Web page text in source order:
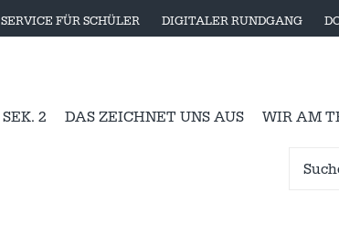
SERVICE FÜR SCHÜLER DIGITALER RUNDGANG
SEK. 2 DAS ZEICHNET UNS AUS WIR AM